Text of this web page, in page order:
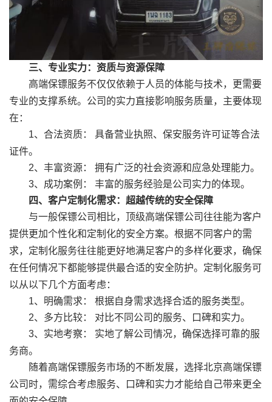
三、专业实力：资质与资源保障
高端保镖服务不仅仅依赖于人员的体能与技术，更需要
专业的支撑系统。公司的实力直接影响服务质量，主要体现
在：
1、合法资质： 具备营业执照、保安服务许可证等合法
证件。
2、丰富资源： 拥有广泛的社会资源和应急处理能力。
3、成功案例： 丰富的服务经验是公司实力的体现。
四、客户定制化需求：超越传统的安全保障
与一般保镖公司相比，顶级高端保镖公司往往能为客户
提供更加个性化和定制化的安全方案。根据不同客户的需
求，定制化服务往往能更好地满足客户的多样化要求，确保
在任何情况下都能够提供最合适的安全防护。定制化服务可
以从以下几个方面考虑：
1、明确需求： 根据自身需求选择合适的服务类型。
2、多方比较： 对比不同公司的服务、口碑和实力。
3、实地考察： 实地了解公司情况，确保选择可靠的服
务商。
随着高端保镖服务市场的不断发展，选择北京高端保镖
公司时，需综合考虑服务、口碑和实力才能给自己带来更全